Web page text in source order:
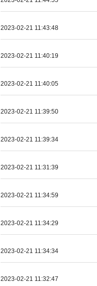
2023-02-21 11:43:48
2023-02-21 11:40:19
2023-02-21 11:40:05
2023-02-21 11:39:50
2023-02-21 11:39:34
2023-02-21 11:31:39
2023-02-21 11:34:59
2023-02-21 11:34:29
2023-02-21 11:34:34
2023-02-21 11:32:47